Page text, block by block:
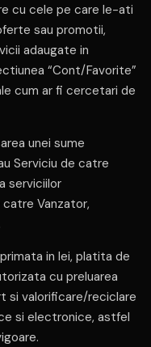
cu cele pe care le-ati
sau promotii,
adaugate in
“Cont/Favorite”
cum ar fi cercetari de
unei sume
Serviciu de catre
serviciilor
Vanzator,
in lei, platita de
cu preluarea
si valorificare/reciclare
si electronice, astfel